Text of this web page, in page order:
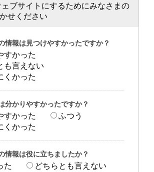
ェブサイトにするためにみなさまの
せください
情報は見つけやすかったですか？
すかった
も言えない
くかった
分かりやすかったですか？
すかった
ふつう
くかった
情報は役に立ちましたか？
た
どちらとも言えない